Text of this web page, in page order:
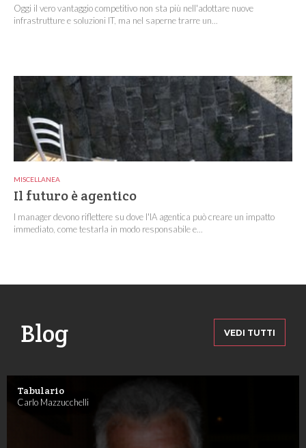
Oggi il vero vantaggio competitivo non sta più nell'adottare nuove
infrastrutture e soluzioni IT, ma nel saperne trarre un...
MISCELLANEA
Il futuro è agentico
I manager devono riflettere su dove l'IA agentica può creare un impatto
immediato, come testarla in modo responsabile e...
Blog VEDI TUTTI
Tabulario
Carlo Mazzucchelli